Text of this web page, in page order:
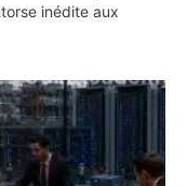
inédite aux
11 milliards de